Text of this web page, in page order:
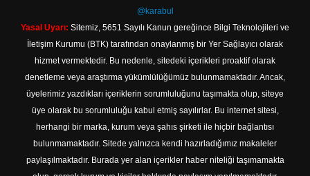
@karabul
Yasal Uyarı: Sitemiz, 5651 Sayılı Kanun gereğince Bilgi Teknolojileri ve
İletişim Kurumu (BTK) tarafından onaylanmış bir Yer Sağlayıcı olarak
hizmet vermektedir. Bu nedenle, sitedeki içerikleri proaktif olarak
denetleme veya araştırma yükümlülüğümüz bulunmamaktadır. Ancak,
üyelerimiz yazdıkları içeriklerin sorumluluğunu taşımakta olup, siteye
üye olarak bu sorumluluğu kabul etmiş sayılırlar. Bu internet sitesi,
herhangi bir marka, kurum veya şahıs şirketi ile hiçbir bağlantısı
bulunmamaktadır. Sitede yalnızca kendi hazırladığımız makaleler
paylaşılmaktadır. Burada yer alan içerikler haber niteliği taşımamakta